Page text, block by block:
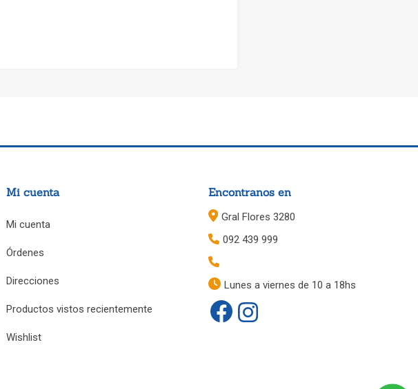
Mi cuenta
Mi cuenta
Órdenes
Direcciones
Productos vistos recientemente
Wishlist
Encontranos en
Gral Flores 3280
092 439 999
Lunes a viernes de 10 a 18hs